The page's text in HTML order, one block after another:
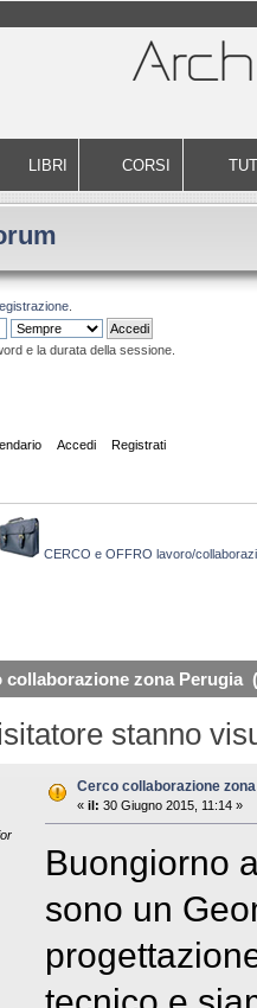
LIBRI CORSI
.
e la durata della sessione.
Accedi Registrati
CERCO e OFFRO lavoro/
collaborazione zona Perugia
stanno
Cerco collaborazione
« il: 30 Giugno 2015, 11:14 »
Buongiorno
sono un